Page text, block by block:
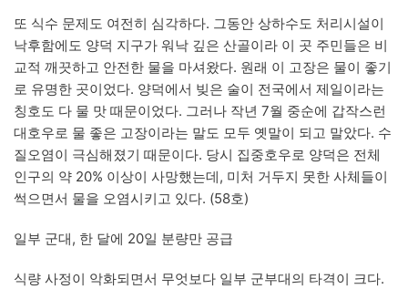
또 식수 문제도 여전히 심각하다. 그동안 상하수도 처리시설이
낙후함에도 양덕 지구가 워낙 깊은 산골이라 이 곳 주민들은 비
교적 깨끗하고 안전한 물을 마셔왔다. 원래 이 고장은 물이 좋기
로 유명한 곳이었다. 양덕에서 빚은 술이 전국에서 제일이라는
칭호도 다 물 맛 때문이었다. 그러나 작년 7월 중순에 갑작스런
대호우로 물 좋은 고장이라는 말도 모두 옛말이 되고 말았다. 수
질오염이 극심해졌기 때문이다. 당시 집중호우로 양덕은 전체
인구의 약 20% 이상이 사망했는데, 미처 거두지 못한 사체들이
썩으면서 물을 오염시키고 있다. (58호)
일부 군대, 한 달에 20일 분량만 공급
식량 사정이 악화되면서 무엇보다 일부 군부대의 타격이 크다.